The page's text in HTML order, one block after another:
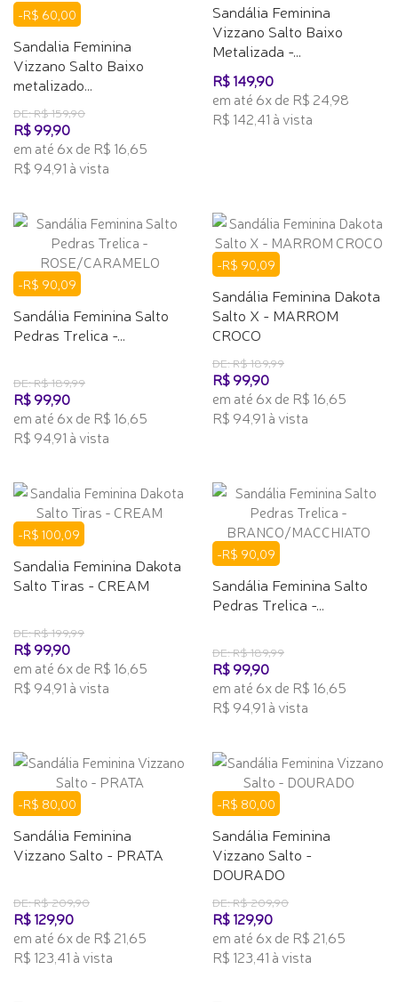
-R$ 60,00
Sandalia Feminina
Vizzano Salto Baixo
metalizado...
DE: R$ 159,90
R$ 99,90
em até 6x de R$ 16,65
R$ 94,91 à vista
Sandália Feminina
Vizzano Salto Baixo
Metalizada -...
R$ 149,90
em até 6x de R$ 24,98
R$ 142,41 à vista
-R$ 90,09
Sandália Feminina Salto
Pedras Trelica -...
DE: R$ 189,99
R$ 99,90
em até 6x de R$ 16,65
R$ 94,91 à vista
-R$ 90,09
Sandália Feminina Dakota
Salto X - MARROM
CROCO
DE: R$ 189,99
R$ 99,90
em até 6x de R$ 16,65
R$ 94,91 à vista
-R$ 100,09
Sandalia Feminina Dakota
Salto Tiras - CREAM
DE: R$ 199,99
R$ 99,90
em até 6x de R$ 16,65
R$ 94,91 à vista
-R$ 90,09
Sandália Feminina Salto
Pedras Trelica -...
DE: R$ 189,99
R$ 99,90
em até 6x de R$ 16,65
R$ 94,91 à vista
-R$ 80,00
Sandália Feminina
Vizzano Salto - PRATA
DE: R$ 209,90
R$ 129,90
em até 6x de R$ 21,65
R$ 123,41 à vista
-R$ 80,00
Sandália Feminina
Vizzano Salto -
DOURADO
DE: R$ 209,90
R$ 129,90
em até 6x de R$ 21,65
R$ 123,41 à vista